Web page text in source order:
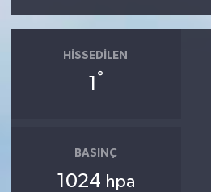
HISSEDILEN
1 °
BASINÇ
1024 hpa